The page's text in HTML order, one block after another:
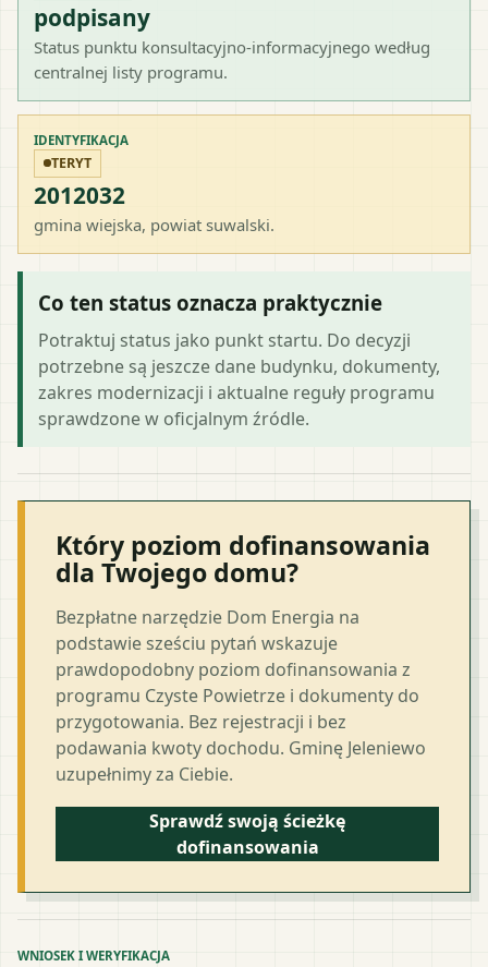
podpisany
Status punktu konsultacyjno-informacyjnego według
centralnej listy programu.
IDENTYFIKACJA
TERYT
2012032
gmina wiejska, powiat suwalski.
Co ten status oznacza praktycznie
Potraktuj status jako punkt startu. Do decyzji
potrzebne są jeszcze dane budynku, dokumenty,
zakres modernizacji i aktualne reguły programu
sprawdzone w oficjalnym źródle.
Który poziom dofinansowania
dla Twojego domu?
Bezpłatne narzędzie Dom Energia na
podstawie sześciu pytań wskazuje
prawdopodobny poziom dofinansowania z
programu Czyste Powietrze i dokumenty do
przygotowania. Bez rejestracji i bez
podawania kwoty dochodu. Gminę Jeleniewo
uzupełnimy za Ciebie.
Sprawdź swoją ścieżkę
dofinansowania
WNIOSEK I WERYFIKACJA